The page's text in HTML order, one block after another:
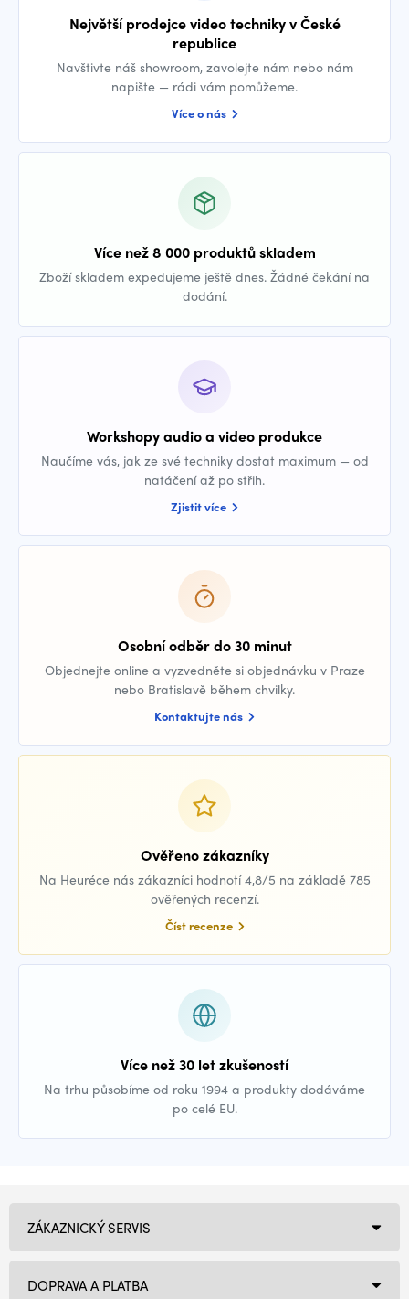
Největší prodejce video techniky v České
republice
Navštivte náš showroom, zavolejte nám nebo nám
napište — rádi vám pomůžeme.
Více o nás
Více než 8 000 produktů skladem
Zboží skladem expedujeme ještě dnes. Žádné čekání na
dodání.
Workshopy audio a video produkce
Naučíme vás, jak ze své techniky dostat maximum — od
natáčení až po střih.
Zjistit více
Osobní odběr do 30 minut
Objednejte online a vyzvedněte si objednávku v Praze
nebo Bratislavě během chvilky.
Kontaktujte nás
Ověřeno zákazníky
Na Heuréce nás zákazníci hodnotí 4,8/5 na základě 785
ověřených recenzí.
Číst recenze
Více než 30 let zkušeností
Na trhu působíme od roku 1994 a produkty dodáváme
po celé EU.
ZÁKAZNICKÝ SERVIS
DOPRAVA A PLATBA